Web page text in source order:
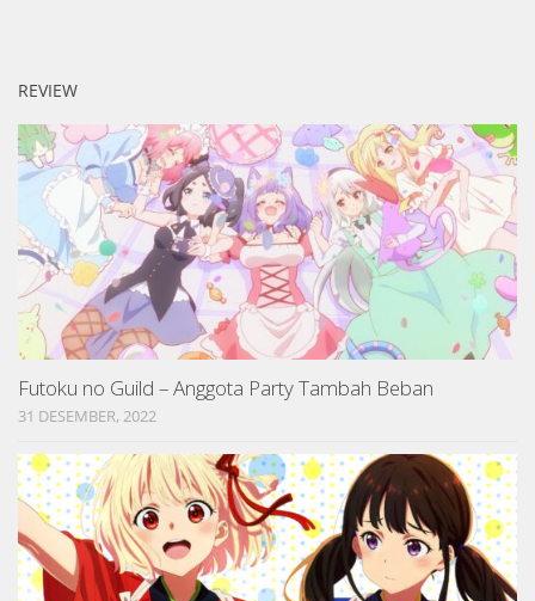
REVIEW
Futoku no Guild – Anggota Party Tambah Beban
31 DESEMBER, 2022